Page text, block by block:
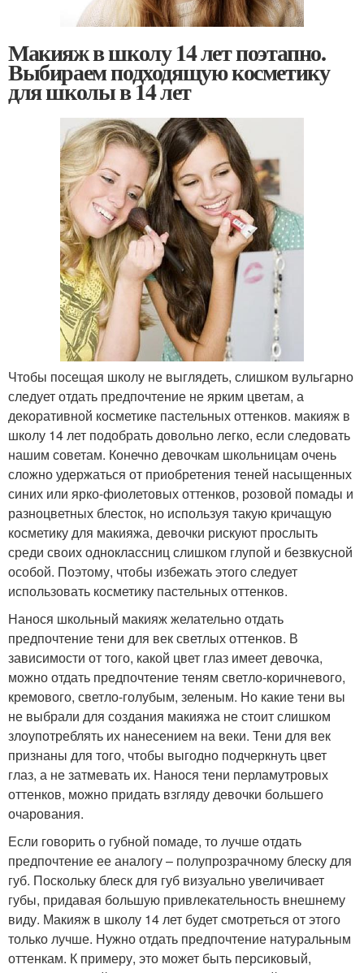
Макияж в школу 14 лет поэтапно.
Выбираем подходящую косметику
для школы в 14 лет
Чтобы посещая школу не выглядеть, слишком вульгарно
следует отдать предпочтение не ярким цветам, а
декоративной косметике пастельных оттенков. макияж в
школу 14 лет подобрать довольно легко, если следовать
нашим советам. Конечно девочкам школьницам очень
сложно удержаться от приобретения теней насыщенных
синих или ярко-фиолетовых оттенков, розовой помады и
разноцветных блесток, но используя такую кричащую
косметику для макияжа, девочки рискуют прослыть
среди своих одноклассниц слишком глупой и безвкусной
особой. Поэтому, чтобы избежать этого следует
использовать косметику пастельных оттенков.
Нанося школьный макияж желательно отдать
предпочтение тени для век светлых оттенков. В
зависимости от того, какой цвет глаз имеет девочка,
можно отдать предпочтение теням светло-коричневого,
кремового, светло-голубым, зеленым. Но какие тени вы
не выбрали для создания макияжа не стоит слишком
злоупотреблять их нанесением на веки. Тени для век
признаны для того, чтобы выгодно подчеркнуть цвет
глаз, а не затмевать их. Нанося тени перламутровых
оттенков, можно придать взгляду девочки большего
очарования.
Если говорить о губной помаде, то лучше отдать
предпочтение ее аналогу – полупрозрачному блеску для
губ. Поскольку блеск для губ визуально увеличивает
губы, придавая большую привлекательность внешнему
виду. Макияж в школу 14 лет будет смотреться от этого
только лучше. Нужно отдать предпочтение натуральным
оттенкам. К примеру, это может быть персиковый,